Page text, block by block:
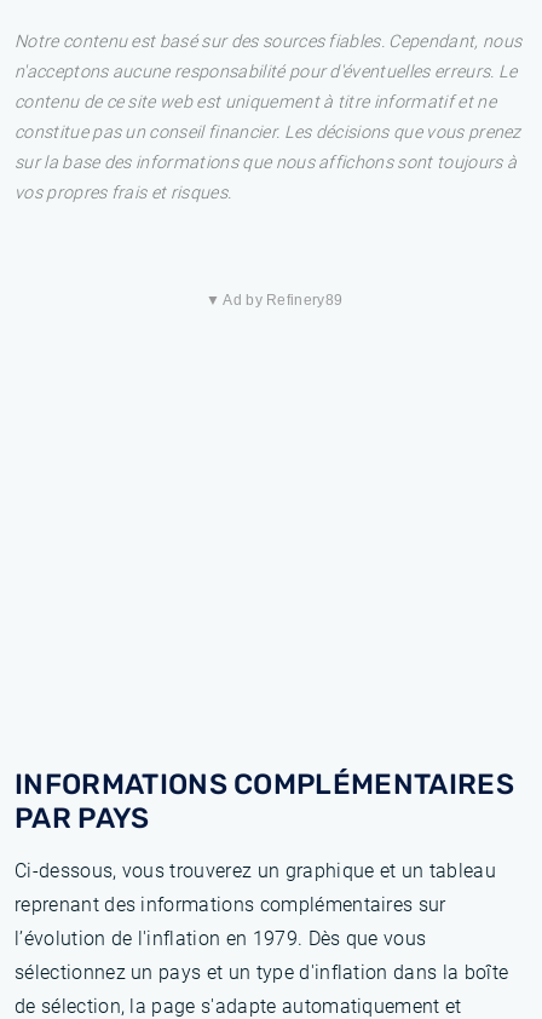
Notre contenu est basé sur des sources fiables. Cependant, nous
n'acceptons aucune responsabilité pour d'éventuelles erreurs. Le
contenu de ce site web est uniquement à titre informatif et ne
constitue pas un conseil financier. Les décisions que vous prenez
sur la base des informations que nous affichons sont toujours à
vos propres frais et risques.
▼ Ad by Refinery89
INFORMATIONS COMPLÉMENTAIRES
PAR PAYS
Ci-dessous, vous trouverez un graphique et un tableau
reprenant des informations complémentaires sur
l’évolution de l'inflation en 1979. Dès que vous
sélectionnez un pays et un type d'inflation dans la boîte
de sélection, la page s'adapte automatiquement et